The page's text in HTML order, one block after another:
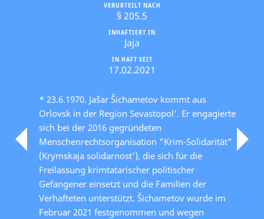
IN HAFT SEIT
17.02.2021
INHAFTIERT IN
Jaja
VERURTEILT NACH
§ 205.5
* 23.6.1970. Jašar Šichametov kommt aus
Orlovsk in der Region Sevastopol'. Er engagierte
sich bei der 2016 gegründeten
Menschenrechtsorganisation "Krim-Solidarität"
(Krymskaja solidarnost'), die sich für die
Freilassung krimtatarischer politischer
Gefangener einsetzt und die Familien der
Verhafteten unterstützt. Šichametov wurde im
Februar 2021 festgenommen und wegen